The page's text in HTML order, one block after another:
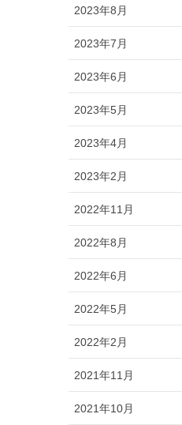
2023年8月
2023年7月
2023年6月
2023年5月
2023年4月
2023年2月
2022年11月
2022年8月
2022年6月
2022年5月
2022年2月
2021年11月
2021年10月